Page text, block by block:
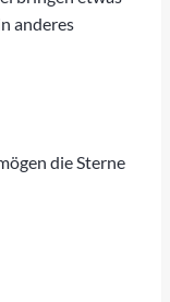
anderes
die Sterne